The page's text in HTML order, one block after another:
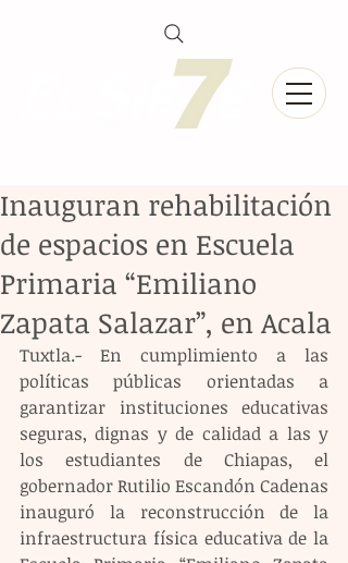
Inauguran rehabilitación
de espacios en Escuela
Primaria “Emiliano
Zapata Salazar”, en Acala
Tuxtla.- En cumplimiento a las
políticas públicas orientadas a
garantizar instituciones educativas
seguras, dignas y de calidad a las y
los estudiantes de Chiapas, el
gobernador Rutilio Escandón Cadenas
inauguró la reconstrucción de la
infraestructura física educativa de la